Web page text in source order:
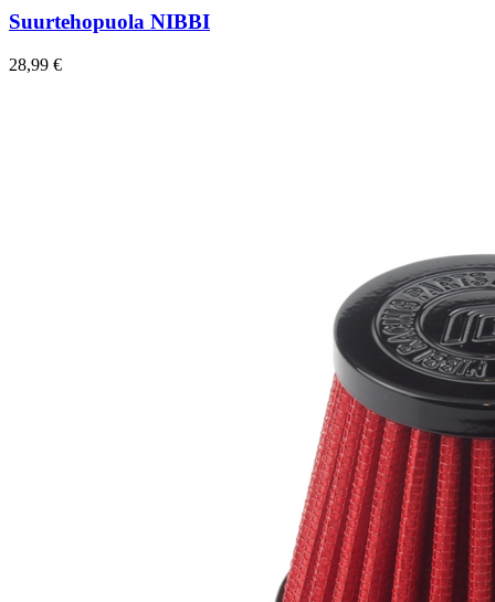
Suurtehopuola NIBBI
28,99 €